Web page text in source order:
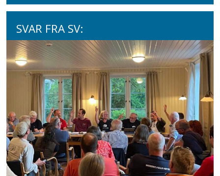
SVAR FRA SV: